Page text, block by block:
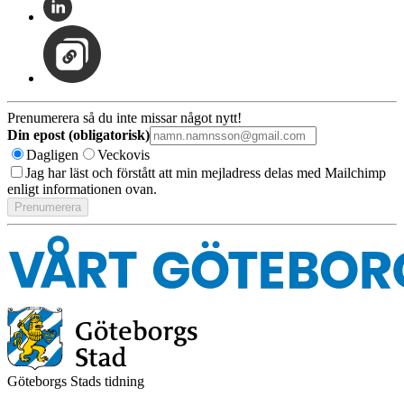
Prenumerera så du inte missar något nytt!
Din epost (obligatorisk)
Dagligen
Veckovis
Jag har läst och förstått att min mejladress delas med Mailchimp
enligt informationen ovan.
Göteborgs Stads tidning